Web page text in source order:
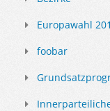
Europawahl
foobar